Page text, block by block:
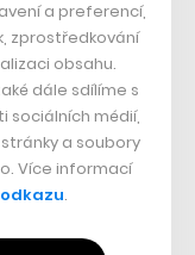
a preferencí,
zprostředkování
obsahu.
dále sdílíme s
sociálních médií,
a soubory
Více informací
odkazu.